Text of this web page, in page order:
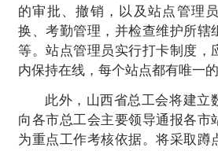
的审批、撤销，以及站点管理
换、考勤管理，并检查维护所辖
等。站点管理员实行打卡制度，
内保持在线，每个站点都有唯一的
此外，山西省总工会将建立
向各市总工会主要领导通报各市
为重点工作考核依据。将采取蹲